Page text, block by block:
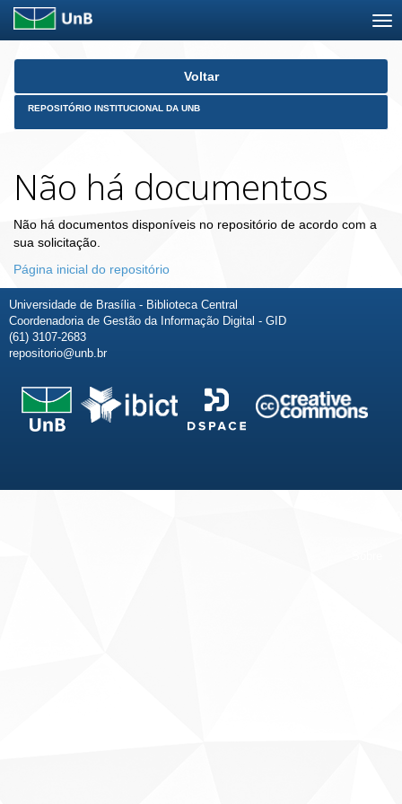
Skip
Voltar
REPOSITÓRIO INSTITUCIONAL DA UNB
Não há documentos
Não há documentos disponíveis no repositório de acordo com a
sua solicitação.
Página inicial do repositório
Universidade de Brasília - Biblioteca Central
Coordenadoria de Gestão da Informação Digital - GID
(61) 3107-2683
repositorio@unb.br